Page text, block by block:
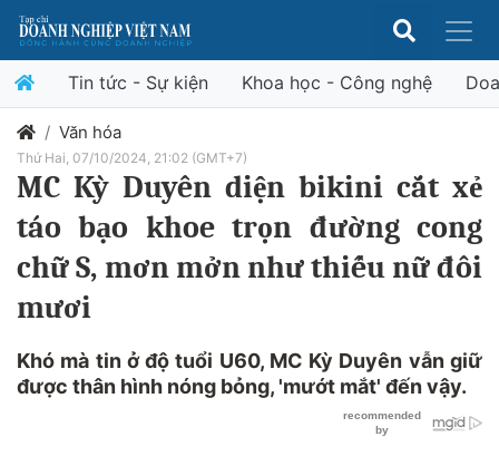
Tin tức - Sự kiện Khoa học - Công nghệ
Văn hóa
Thứ Hai, 07/10/2024, 21:02 (GMT+7)
MC Kỳ Duyên diện bikini cắt xẻ
táo bạo khoe trọn đường cong
chữ S, mơn mởn như thiếu nữ đôi
mươi
Khó mà tin ở độ tuổi U60, MC Kỳ Duyên vẫn giữ
được thân hình nóng bỏng, 'mướt mắt' đến vậy.